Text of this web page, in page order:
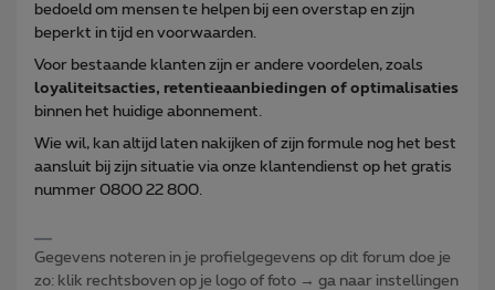
bedoeld om mensen te helpen bij een overstap en zijn
beperkt in tijd en voorwaarden.
Voor bestaande klanten zijn er andere voordelen, zoals
loyaliteitsacties, retentieaanbiedingen of optimalisaties
binnen het huidige abonnement.
Wie wil, kan altijd laten nakijken of zijn formule nog het best
aansluit bij zijn situatie via onze klantendienst op het gratis
nummer 0800 22 800.
Gegevens noteren in je profielgegevens op dit forum doe je
zo: klik rechtsboven op je logo of foto → ga naar instellingen